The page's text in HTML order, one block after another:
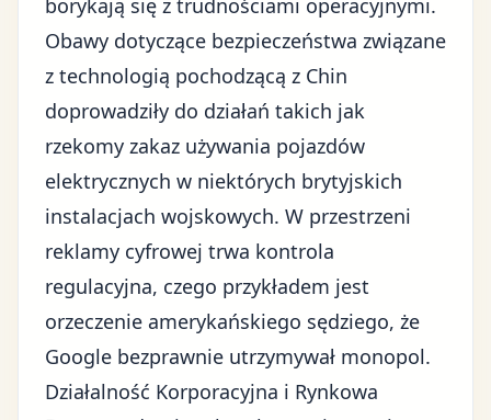
borykają się z trudnościami operacyjnymi.
Obawy dotyczące bezpieczeństwa związane
z technologią pochodzącą z Chin
doprowadziły do działań takich jak
rzekomy zakaz używania pojazdów
elektrycznych w niektórych brytyjskich
instalacjach wojskowych. W przestrzeni
reklamy cyfrowej trwa kontrola
regulacyjna, czego przykładem jest
orzeczenie amerykańskiego sędziego, że
Google bezprawnie utrzymywał monopol.
Działalność Korporacyjna i Rynkowa